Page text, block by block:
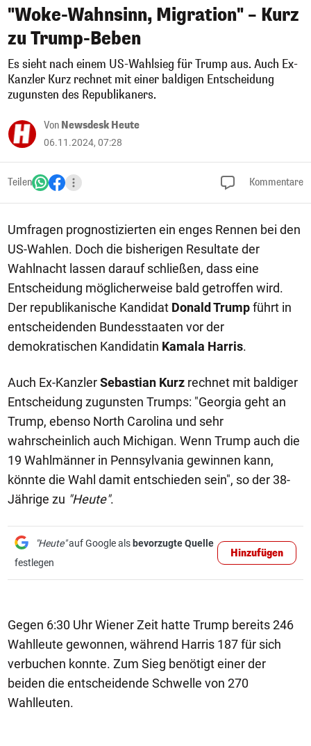
"Woke-Wahnsinn, Migration" – Kurz
zu Trump-Beben
Es sieht nach einem US-Wahlsieg für Trump aus. Auch Ex-
Kanzler Kurz rechnet mit einer baldigen Entscheidung
zugunsten des Republikaners.
Von Newsdesk Heute
06.11.2024, 07:28
Teilen Kommentare
Umfragen prognostizierten ein enges Rennen bei den
US-Wahlen. Doch die bisherigen Resultate der
Wahlnacht lassen darauf schließen, dass eine
Entscheidung möglicherweise bald getroffen wird.
Der republikanische Kandidat Donald Trumpführt in
entscheidenden Bundesstaaten vor der
demokratischen Kandidatin Kamala Harris.
Auch Ex-KanzlerSebastian Kurz rechnet mit baldiger
Entscheidung zugunsten Trumps: "Georgia geht an
Trump, ebenso North Carolina und sehr
wahrscheinlich auch Michigan. Wenn Trump auch die
19 Wahlmänner in Pennsylvania gewinnen kann,
könnte die Wahl damit entschieden sein", so der 38-
Jährige zu "Heute".
"Heute"auf Google als bevorzugte Quelle
festlegen
Hinzufügen
Gegen 6:30 Uhr Wiener Zeit hatte Trump bereits 246
Wahlleute gewonnen, während Harris 187 für sich
verbuchen konnte. Zum Sieg benötigt einer der
beiden die entscheidende Schwelle von 270
Wahlleuten.